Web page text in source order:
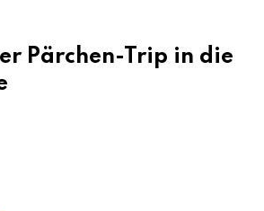
Pärchen-Trip in die